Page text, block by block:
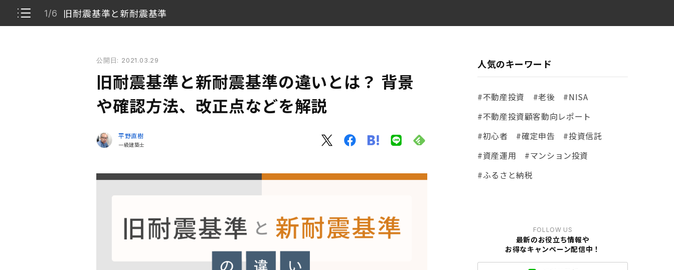
1/6 旧耐震基準と新耐震基準
旧耐震基準と新耐震基準
旧耐震基準と新耐震基準の確認方法
新耐震基準の建物は本当に地震に強いのか？
新耐震基準の改正
公開日: 2021.03.29
旧耐震基準と新耐震基準の違いとは？ 背景
や確認方法、改正点などを解説
平野直樹
一級建築士
人気のキーワード
#不動産投資 #老後
#NISA
#不動産投資顧客動向レポート
#初心者
#確定申告
#投資信託
#資産運用
#マンション投資
#ふるさと納税
FOLLOW US
最新のお役立ち情報や
お得なキャンペーン配信中！